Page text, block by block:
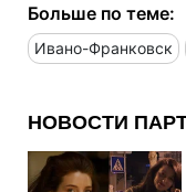
Больше по теме:
Ивано-Франковск